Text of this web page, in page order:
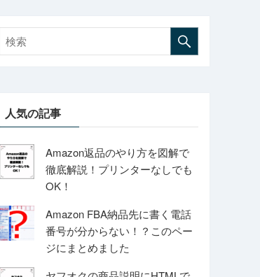
人気の記事
Amazon返品のやり方を図解で
徹底解説！プリンターなしでも
OK！
Amazon FBA納品先に書く電話
番号が分からない！？このペー
ジにまとめました